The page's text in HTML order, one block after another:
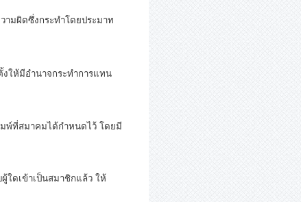
ดซึ่งกระทำโดยประมาท
มีอำนาจกระทำการแทน
ที่สมาคมได้กำหนดไว้ โดยมี
ดเข้าเป็นสมาชิกแล้ว ให้